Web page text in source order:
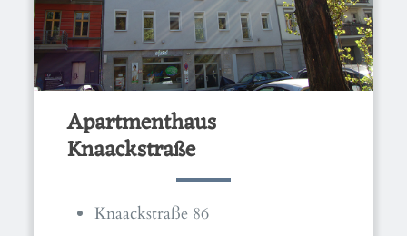
Apartmenthaus
Knaackstraße
Knaackstraße 86